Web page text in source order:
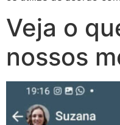
Veja o
nossos